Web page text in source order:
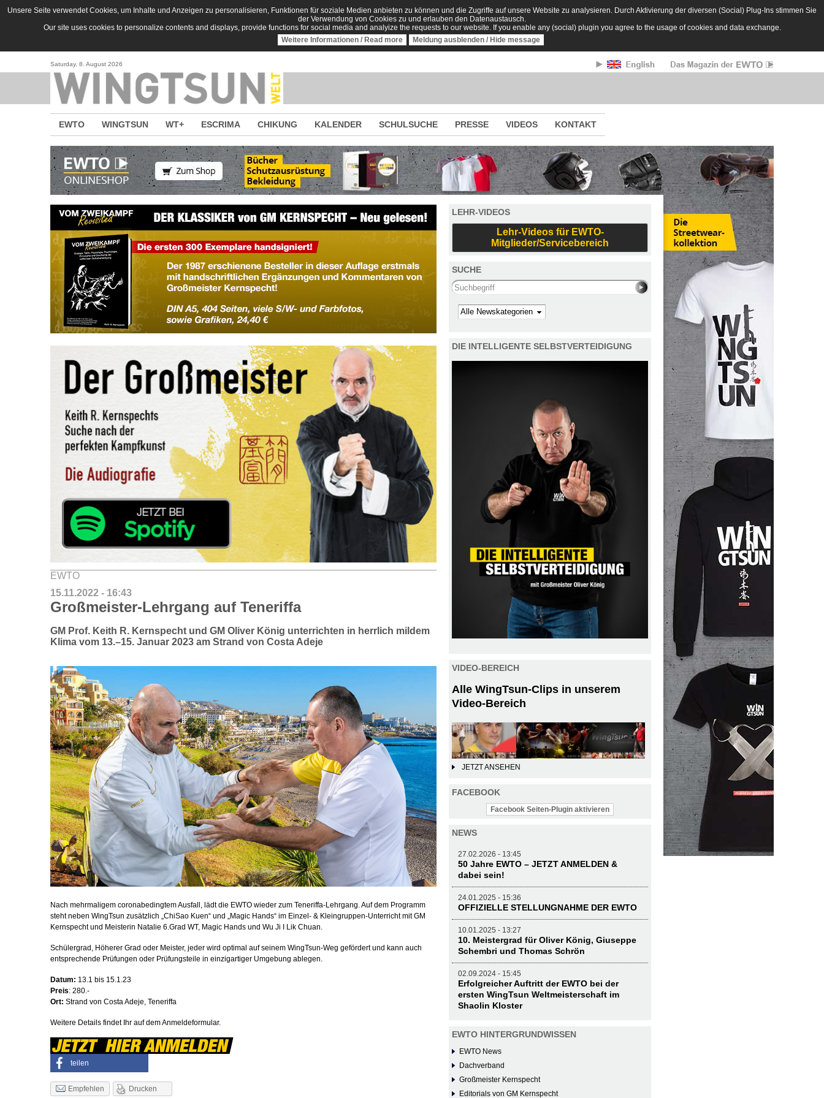
Direkt zum Inhalt
Unsere Seite verwendet Cookies, um Inhalte und Anzeigen zu personalisieren, Funktionen für soziale Medien anbieten zu können und die Zugriffe auf unsere Website zu analysieren. Durch Aktivierung der diversen (Social) Plug-Ins stimmen Sie
der Verwendung von Cookies zu und erlauben den Datenaustausch.
Our site uses cookies to personalize contents and displays, provide functions for social media and analyize the requests to our website. If you enable any (social) plugin you agree to the usage of cookies and data exchange.
Weitere Informationen / Read more
Meldung ausblenden / Hide message
Saturday, 8. August 2026
EWTO WINGTSUN WT+ ESCRIMA CHIKUNG KALENDER SCHULSUCHE PRESSE VIDEOS KONTAKT
EWTO
15.11.2022 - 16:43
Großmeister-Lehrgang auf Teneriffa
GM Prof. Keith R. Kernspecht und GM Oliver König unterrichten in herrlich mildem
Klima vom 13.–15. Januar 2023 am Strand von Costa Adeje
Nach mehrmaligem coronabedingtem Ausfall, lädt die EWTO wieder zum Teneriffa-Lehrgang. Auf dem Programm
steht neben WingTsun zusätzlich „ChiSao Kuen“ und „Magic Hands“ im Einzel- & Kleingruppen-Unterricht mit GM
Kernspecht und Meisterin Natalie 6.Grad WT, Magic Hands und Wu Ji I Lik Chuan.
Schülergrad, Höherer Grad oder Meister, jeder wird optimal auf seinem WingTsun-Weg gefördert und kann auch
entsprechende Prüfungen oder Prüfungsteile in einzigartiger Umgebung ablegen.
Datum: 13.1 bis 15.1.23
Preis: 280.-
Ort: Strand von Costa Adeje, Teneriffa
Weitere Details findet Ihr auf dem Anmeldeformular.
teilen
Empfehlen Drucken
LEHR-VIDEOS
Lehr-Videos für EWTO-
Mitglieder/Servicebereich
SUCHE
Search this site
Kategorie
DIE INTELLIGENTE SELBSTVERTEIDIGUNG
VIDEO-BEREICH
Alle WingTsun-Clips in unserem
Video-Bereich
JETZT ANSEHEN
FACEBOOK
Facebook Seiten-Plugin aktivieren
NEWS
27.02.2026 - 13:45
50 Jahre EWTO – JETZT ANMELDEN &
dabei sein!
24.01.2025 - 15:36
OFFIZIELLE STELLUNGNAHME DER EWTO
10.01.2025 - 13:27
10. Meistergrad für Oliver König, Giuseppe
Schembri und Thomas Schrön
02.09.2024 - 15:45
Erfolgreicher Auftritt der EWTO bei der
ersten WingTsun Weltmeisterschaft im
Shaolin Kloster
EWTO HINTERGRUNDWISSEN
EWTO News
Dachverband
Großmeister Kernspecht
Editorials von GM Kernspecht